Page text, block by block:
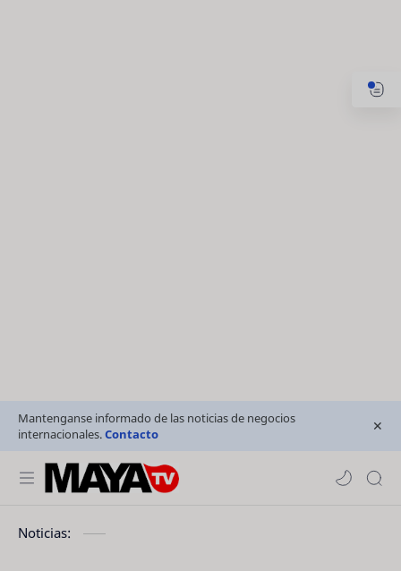
Mantenganse informado de las noticias de negocios
internacionales.Contacto
Noticias: